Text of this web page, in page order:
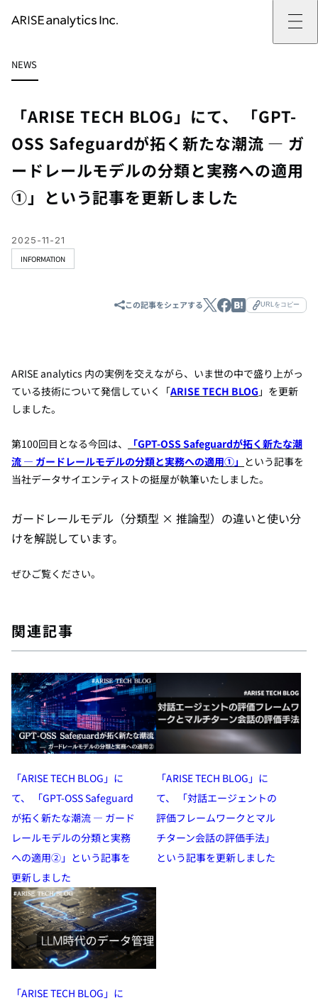
ARISE analyticsとはトップ
ミッション・バリュー
働きがいのある会社づくり
サービス
提供サービストップ
カスタマーサポート改革
ドローン・ビジネス活用
データ・AI人材育成支援
実績
データドリブン改革の推進支援
新規事業の立ち上げ支援
データ分析基盤の構築・活用支援
企業情報
企業情報トップ
会社概要
CEOメッセージ
サステナビリティ
お問い合わせ
ニュース
ニューストップ
インフォメーション
プレスリリース
イベント
技術情報
技術情報トップ
TECH BLOG
PAPER
OTHERS
採用
採用トップ
新卒採用
中途採用
キャリア開発
働く環境
数字で見るARISE analytics
NEWS
「ARISE TECH BLOG」にて、 「GPT-
OSS Safeguardが拓く新たな潮流 — ガ
ードレールモデルの分類と実務への適用
①」という記事を更新しました
INFORMATION
2025-11-21
この記事をシェアする URLをコピー
ARISE analytics 内の実例を交えながら、いま世の中で盛り上がっ
ている技術について発信していく「ARISE TECH BLOG」を更新
しました。
第100回目となる今回は、
「GPT-OSS Safeguardが拓く新たな潮
流 — ガードレールモデルの分類と実務への適用①」 という記事を
当社データサイエンティストの挺屋が執筆いたしました。
ガードレールモデル（分類型 × 推論型）の違いと使い分
けを解説しています。
ぜひご覧ください。
関連記事
「ARISE TECH BLOG」に
て、 「GPT-OSS Safeguard
が拓く新たな潮流 — ガード
レールモデルの分類と実務
への適用②」という記事を
更新しました
「ARISE TECH BLOG」に
て、 「対話エージェントの
評価フレームワークとマル
チターン会話の評価手法」
という記事を更新しました
「ARISE TECH BLOG」に